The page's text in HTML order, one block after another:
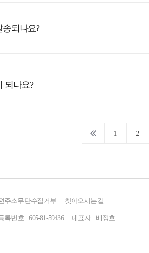
송되나요?
되나요?
1 2
주소무단수집거부 찾아오시는길
록번호 : 605-81-59436 대표자 : 배정호